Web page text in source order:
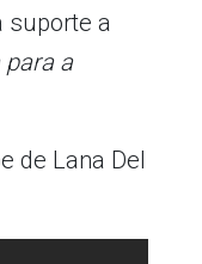
suporte a
para a
de Lana Del